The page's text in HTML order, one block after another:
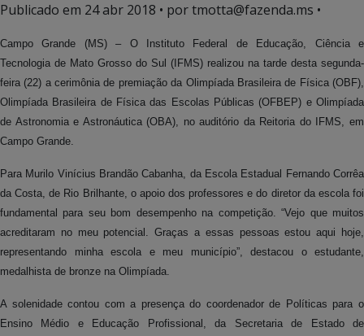
Publicado em 24 abr 2018 • por tmotta@fazenda.ms •
Campo Grande (MS) – O Instituto Federal de Educação, Ciência e
Tecnologia de Mato Grosso do Sul (IFMS) realizou na tarde desta segunda-
feira (22) a cerimônia de premiação da Olimpíada Brasileira de Física (OBF),
Olimpíada Brasileira de Física das Escolas Públicas (OFBEP) e Olimpíada
de Astronomia e Astronáutica (OBA), no auditório da Reitoria do IFMS, em
Campo Grande.
Para Murilo Vinícius Brandão Cabanha, da Escola Estadual Fernando Corrêa
da Costa, de Rio Brilhante, o apoio dos professores e do diretor da escola foi
fundamental para seu bom desempenho na competição. “Vejo que muitos
acreditaram no meu potencial. Graças a essas pessoas estou aqui hoje,
representando minha escola e meu município”, destacou o estudante,
medalhista de bronze na Olimpíada.
A solenidade contou com a presença do coordenador de Políticas para o
Ensino Médio e Educação Profissional, da Secretaria de Estado de